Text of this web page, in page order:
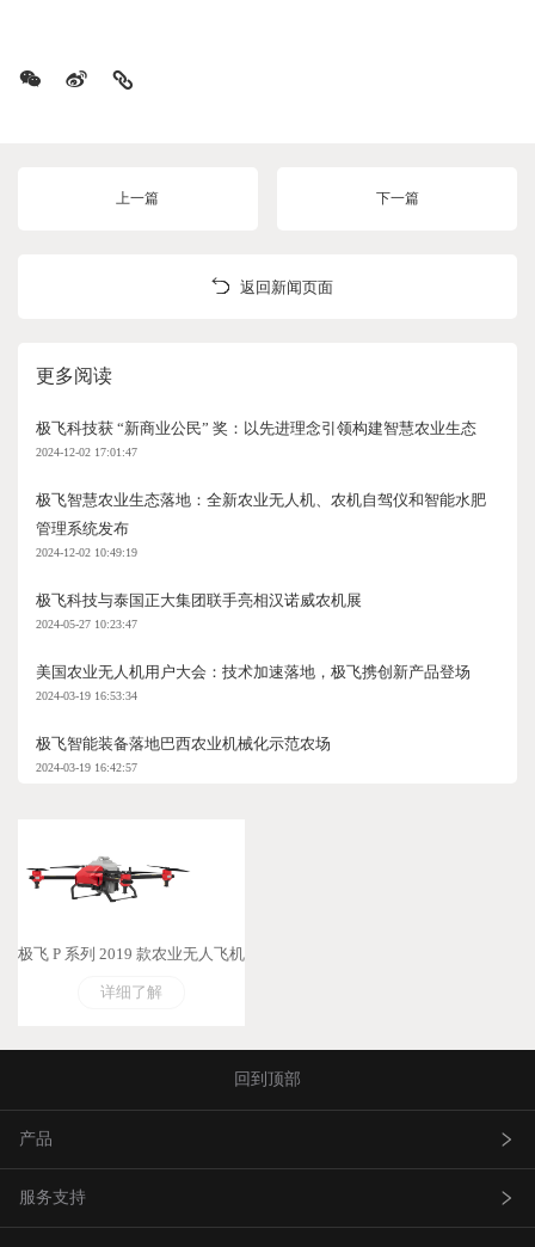
上一篇 下一篇
返回新闻页面
更多阅读
极飞科技获 “新商业公民” 奖：以先进理念引领构建智慧农业生态
2024-12-02 17:01:47
极飞智慧农业生态落地：全新农业无人机、农机自驾仪和智能水肥
管理系统发布
2024-12-02 10:49:19
极飞科技与泰国正大集团联手亮相汉诺威农机展
2024-05-27 10:23:47
美国农业无人机用户大会：技术加速落地，极飞携创新产品登场
2024-03-19 16:53:34
极飞智能装备落地巴西农业机械化示范农场
2024-03-19 16:42:57
极飞 P 系列 2019 款农业无人飞机
详细了解
回到顶部
产品
农业无人飞机
服务支持